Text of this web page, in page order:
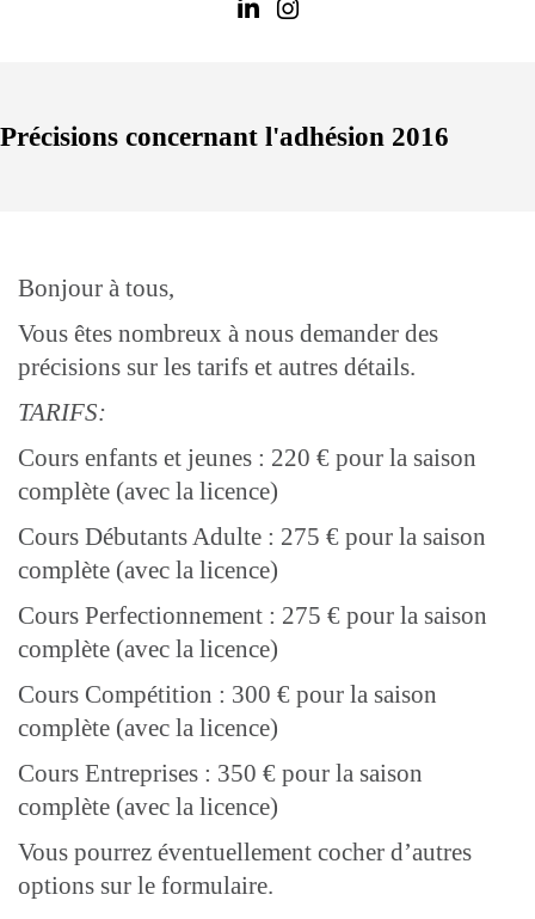
Précisions concernant l'adhésion 2016
Bonjour à tous,
Vous êtes nombreux à nous demander des
précisions sur les tarifs et autres détails.
TARIFS:
Cours enfants et jeunes : 220 € pour la saison
complète (avec la licence)
Cours Débutants Adulte : 275 € pour la saison
complète (avec la licence)
Cours Perfectionnement : 275 € pour la saison
complète (avec la licence)
Cours Compétition : 300 € pour la saison
complète (avec la licence)
Cours Entreprises : 350 € pour la saison
complète (avec la licence)
Vous pourrez éventuellement cocher d’autres
options sur le formulaire.